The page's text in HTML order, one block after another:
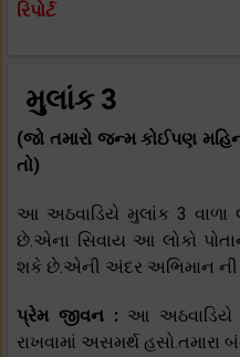
રિપોર્ટ
મુલાંક 3
(જો તમારો જન્મ કોઈપણ
તો)
આ અઠવાડિયે મુલાંક 3 વાળા
છે.એના સિવાય આ લોકો
શકે છે.એની અંદર અભિમાન
પ્રેમ જીવન : આ અઠવાડિયે
રાખવામાં અસમર્થ